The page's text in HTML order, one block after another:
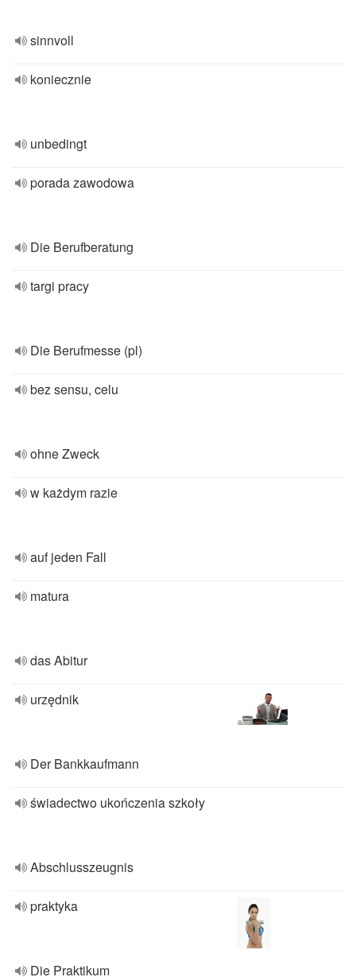
sinnvoll
koniecznie
unbedingt
porada zawodowa
Die Berufberatung
targi pracy
Die Berufmesse (pl)
bez sensu, celu
ohne Zweck
w każdym razie
auf jeden Fall
matura
das Abitur
urzędnik
Der Bankkaufmann
świadectwo ukończenia szkoły
Abschlusszeugnis
praktyka
Die Praktikum